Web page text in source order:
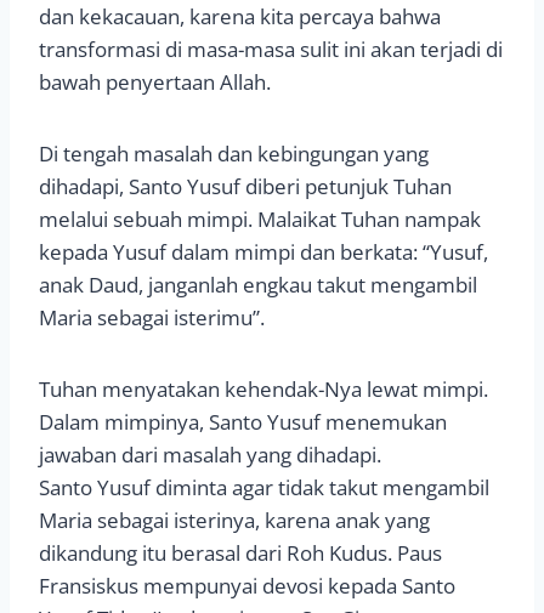
dan kekacauan, karena kita percaya bahwa
transformasi di masa-masa sulit ini akan terjadi di
bawah penyertaan Allah.
Di tengah masalah dan kebingungan yang
dihadapi, Santo Yusuf diberi petunjuk Tuhan
melalui sebuah mimpi. Malaikat Tuhan nampak
kepada Yusuf dalam mimpi dan berkata: “Yusuf,
anak Daud, janganlah engkau takut mengambil
Maria sebagai isterimu”.
Tuhan menyatakan kehendak-Nya lewat mimpi.
Dalam mimpinya, Santo Yusuf menemukan
jawaban dari masalah yang dihadapi.
Santo Yusuf diminta agar tidak takut mengambil
Maria sebagai isterinya, karena anak yang
dikandung itu berasal dari Roh Kudus. Paus
Fransiskus mempunyai devosi kepada Santo